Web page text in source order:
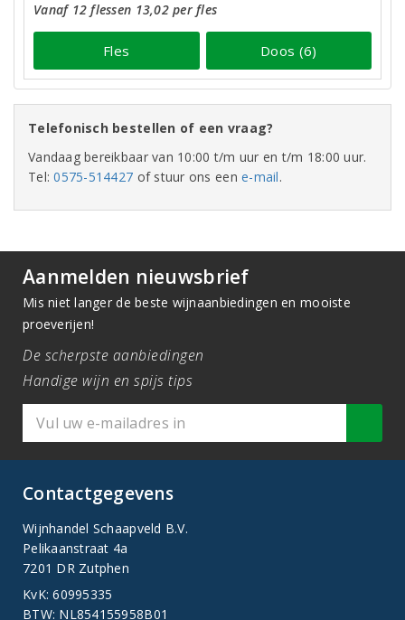
Vanaf 12 flessen 13,02 per fles
Fles Doos (6)
Telefonisch bestellen of een vraag?
Vandaag bereikbaar van 10:00 t/m uur en t/m 18:00 uur.
Tel:0575-514427 of stuur ons eene-mail.
Aanmelden nieuwsbrief
Mis niet langer de beste wijnaanbiedingen en mooiste
proeverijen!
De scherpste aanbiedingen
Handige wijn en spijs tips
Contactgegevens
Wijnhandel Schaapveld B.V.
Pelikaanstraat 4a
7201 DR Zutphen
KvK: 60995335
BTW: NL854155958B01